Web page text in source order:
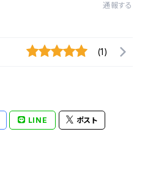
通報する
(1)
LINE ポスト